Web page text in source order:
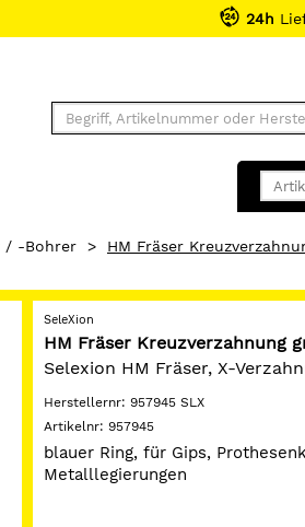
24h
/ -Bohrer > HM Fräser
SeleXion
HM Fräser Kreuzverzahnung
Selexion HM Fräser, X-
Herstellernr: 957945 SLX
Artikelnr: 957945
blauer Ring, für Gips,
Metalllegierungen